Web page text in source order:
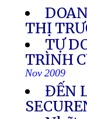
THỊ
TỰ
TRÌNH
Nov 2009
ĐẾN